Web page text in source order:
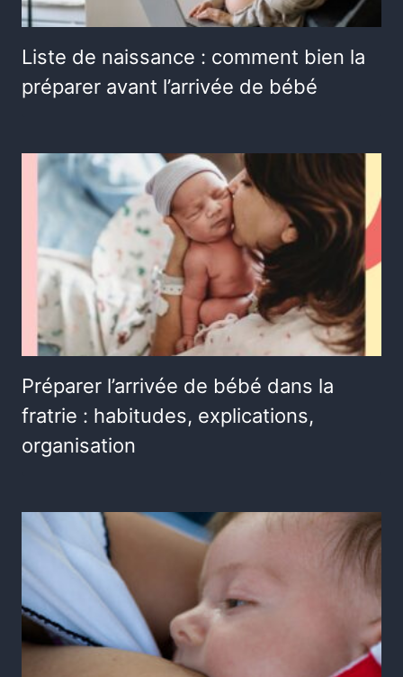
Liste de naissance : comment bien la
préparer avant l’arrivée de bébé
Préparer l’arrivée de bébé dans la
fratrie : habitudes, explications,
organisation